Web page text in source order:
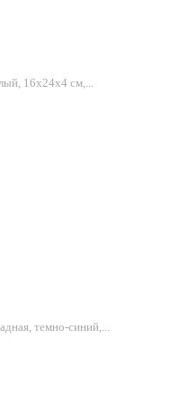
16х24х4 см,...
темно-синий,...